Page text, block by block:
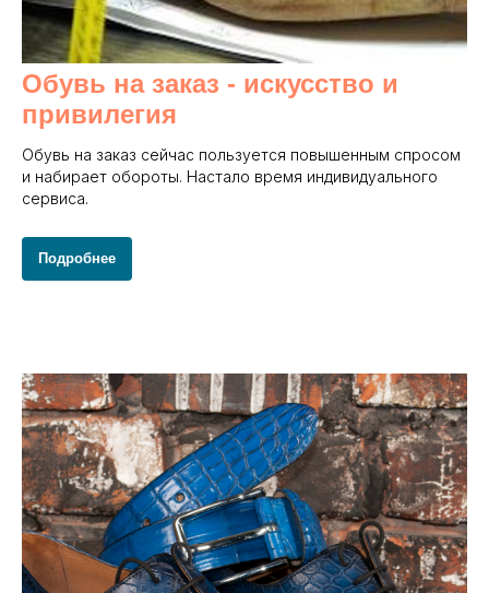
Обувь на заказ - искусство и
привилегия
Обувь на заказ сейчас пользуется повышенным спросом
и набирает обороты. Настало время индивидуального
сервиса.
Подробнее